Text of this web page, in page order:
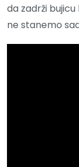
da zadrži
ne stanemo